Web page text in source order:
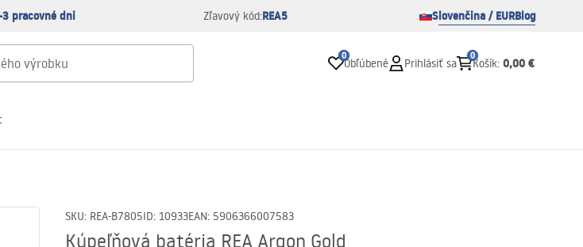
pracovné dni Zľavový kód:REA5 Slovenčina / EURBlog
0
Obľúbené Prihlásiť sa
0
Košík: 0,00 €
SKU: REA-B7805ID: 10933EAN: 5906366007583
Kúpeľňová batéria REA Argon Gold